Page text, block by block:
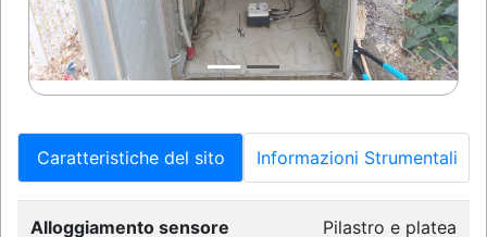
Caratteristiche del sito Informazioni Strumentali
Alloggiamento sensore Pilastro e platea